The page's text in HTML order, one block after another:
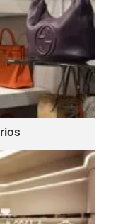
marcas, como:
Camuto, Tommy
Kate Spade, Tory